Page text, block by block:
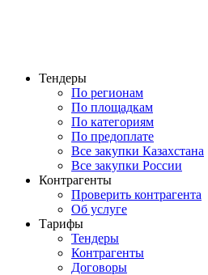
Тендеры
По регионам
По площадкам
По категориям
По предоплате
Все закупки Казахстана
Все закупки России
Контрагенты
Проверить контрагента
Об услуге
Тарифы
Тендеры
Контрагенты
Договоры